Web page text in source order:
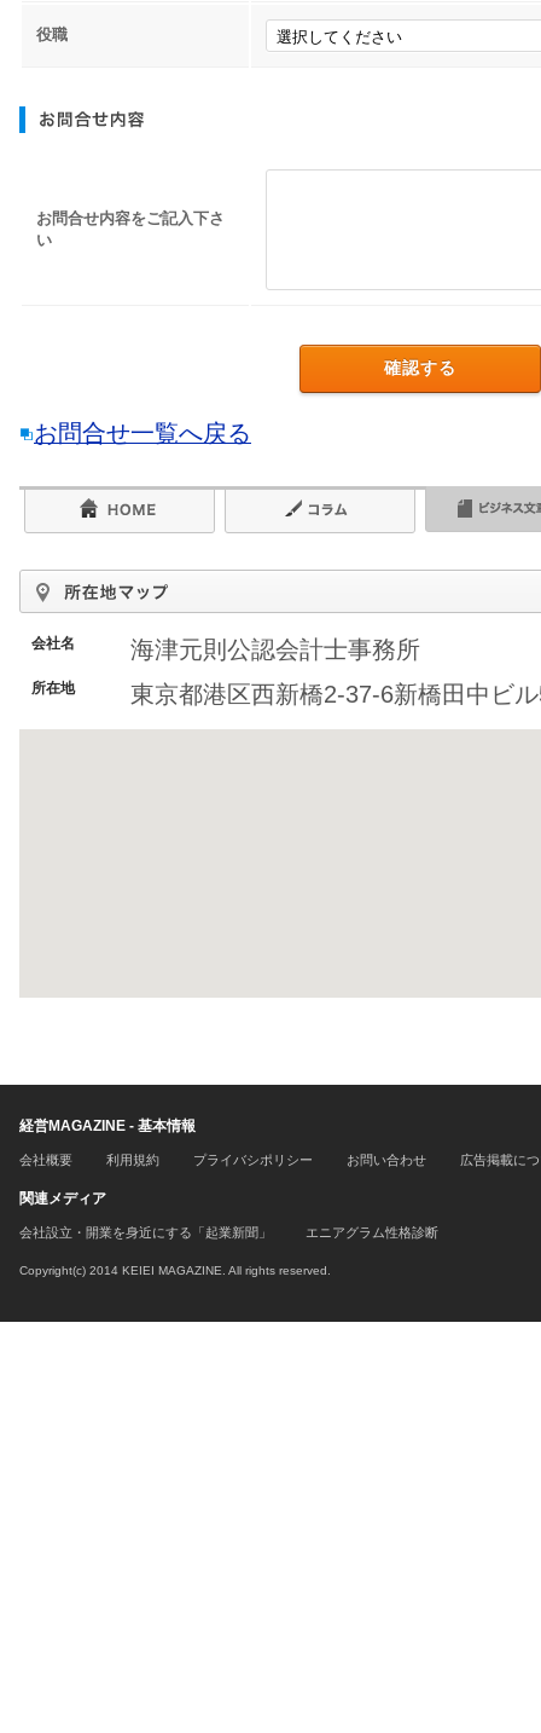
役職
お問合せ内容をご記入下さ
い
お問合せ一覧へ戻る
会社名 海津元則公認会計士事務所
所在地 東京都港区西新橋2-37-6新橋田中ビ
経営MAGAZINE - 基本情報
会社概要 利用規約 プライバシポリシー お問い合わせ 広告掲載に
関連メディア
会社設立・開業を身近にする「起業新聞」 エニアグラム性格診断
Copyright(c) 2014 KEIEI MAGAZINE. All rights reserved.